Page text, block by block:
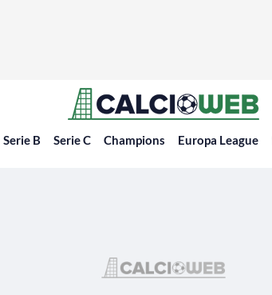
Serie B Serie C Champions Europa League